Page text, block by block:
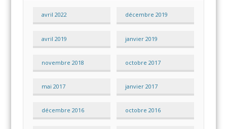
avril 2022 décembre 2019
avril 2019 janvier 2019
novembre 2018 octobre 2017
mai 2017 janvier 2017
décembre 2016 octobre 2016